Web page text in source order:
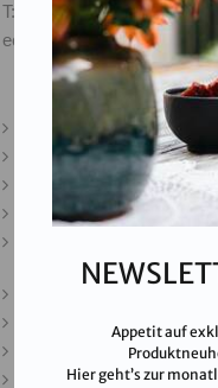
T:
+43 676 87812208
ecommerce@salinen.com
Kontakt
Downloads
Presse
Partner & Friends
Appetit auf
Hier geht’s zur